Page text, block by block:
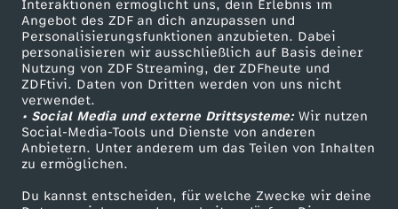
Interaktionen ermöglicht uns, dein Erlebnis im
Angebot des ZDF an dich anzupassen und
Personalisierungsfunktionen anzubieten. Dabei
personalisieren wir ausschließlich auf Basis deiner
Nutzung von ZDF Streaming, der ZDFheute und
ZDFtivi. Daten von Dritten werden von uns nicht
verwendet.
• Social Media und externe Drittsysteme:Wir nutzen
Social-Media-Tools und Dienste von anderen
Anbietern. Unter anderem um das Teilen von Inhalten
zu ermöglichen.
Du kannst entscheiden, für welche Zwecke wir deine
a
t
s
g
r
TV-Programm
ZDF Unternehmen
Karriere
ZDF goes Schule